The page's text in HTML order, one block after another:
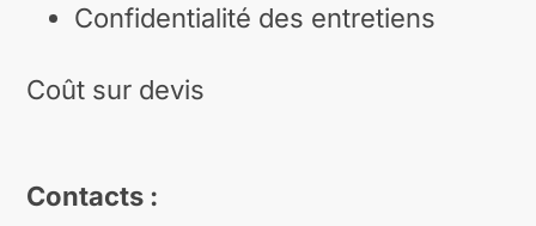
Confidentialité des entretiens
Coût sur devis
Contacts :